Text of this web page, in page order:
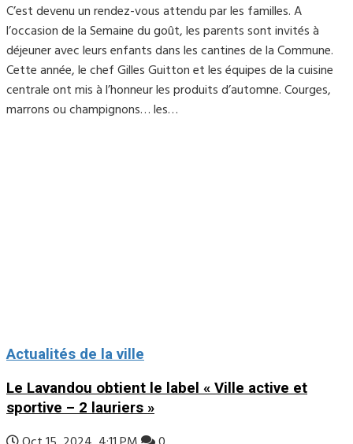
C’est devenu un rendez-vous attendu par les familles. A
l’occasion de la Semaine du goût, les parents sont invités à
déjeuner avec leurs enfants dans les cantines de la Commune.
Cette année, le chef Gilles Guitton et les équipes de la cuisine
centrale ont mis à l’honneur les produits d’automne. Courges,
marrons ou champignons… les…
Actualités de la ville
Le Lavandou obtient le label « Ville active et
sportive – 2 lauriers »